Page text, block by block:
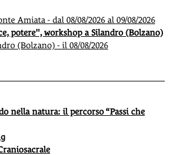
Amiata - dal 08/08/2026 al 09/08/2026
potere", workshop a Silandro (Bolzano)
(Bolzano) - il 08/08/2026
nella natura: il percorso “Passi che